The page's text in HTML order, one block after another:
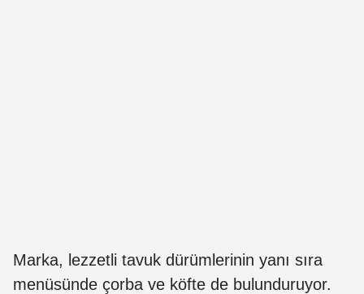
Marka, lezzetli tavuk dürümlerinin yanı sıra
menüsünde çorba ve köfte de bulunduruyor.